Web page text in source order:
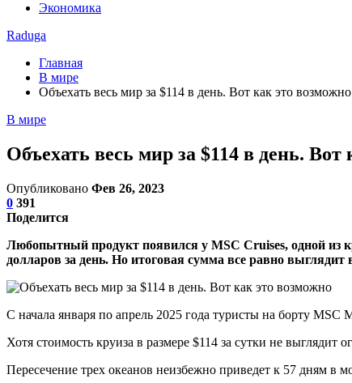
Экономика
Raduga
Главная
В мире
Объехать весь мир за $114 в день. Вот как это возможно
В мире
Объехать весь мир за $114 в день. Вот
Опубликовано Фев 26, 2023
0 391
Поделится
Любопытный продукт появился у MSC Cruises, одной из
долларов за день. Но итоговая сумма все равно
С начала января по апрель 2025 года туристы на борту MSC
Хотя стоимость круиза в размере $114 за сутки не выглядит
Пересечение трех океанов неизбежно приведет к 57 дням в